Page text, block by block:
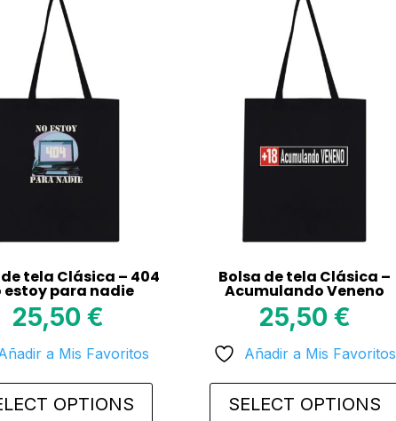
tela Clásica – 404
estoy para nadie
25,50 €
a Mis Favoritos
OPTIONS
Bolsa de tela Clásica –
Acumulando Veneno
25,50 €
Añadir a Mis Favoritos
SELECT OPTIONS